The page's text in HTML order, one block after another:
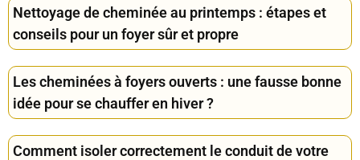
Nettoyage de cheminée au printemps : étapes et
conseils pour un foyer sûr et propre
Les cheminées à foyers ouverts : une fausse bonne
idée pour se chauffer en hiver ?
Comment isoler correctement le conduit de votre